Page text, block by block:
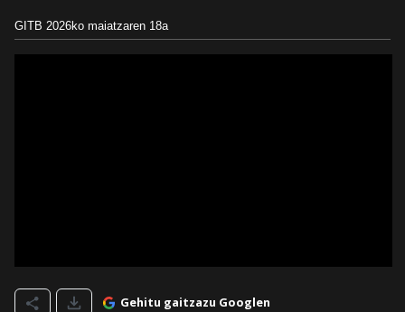
GITB 2026ko maiatzaren 18a
Gehitu gaitzazu Googlen